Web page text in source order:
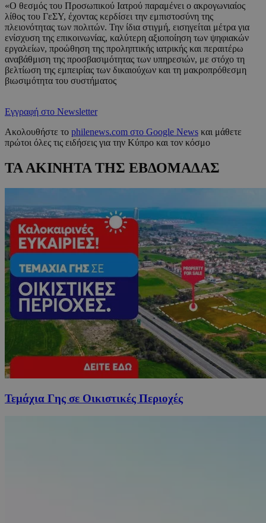
«Ο θεσμός του Προσωπικού Ιατρού παραμένει ο ακρογωνιαίος
λίθος του ΓεΣΥ, έχοντας κερδίσει την εμπιστοσύνη της
πλειονότητας των πολιτών. Την ίδια στιγμή, εισηγείται μέτρα για
ενίσχυση της επικοινωνίας, καλύτερη αξιοποίηση των ψηφιακών
εργαλείων, προώθηση της προληπτικής ιατρικής και περαιτέρω
αναβάθμιση της προσβασιμότητας των υπηρεσιών, με στόχο τη
βελτίωση της εμπειρίας των δικαιούχων και τη μακροπρόθεσμη
βιωσιμότητα του συστήματος
Εγγραφή στο Newsletter
Ακολουθήστε το philenews.com στο Google News και μάθετε
πρώτοι όλες τις ειδήσεις για την Κύπρο και τον κόσμο
ΤΑ ΑΚΙΝΗΤΑ ΤΗΣ ΕΒΔΟΜΑΔΑΣ
Τεμάχια Γης σε Οικιστικές Περιοχές